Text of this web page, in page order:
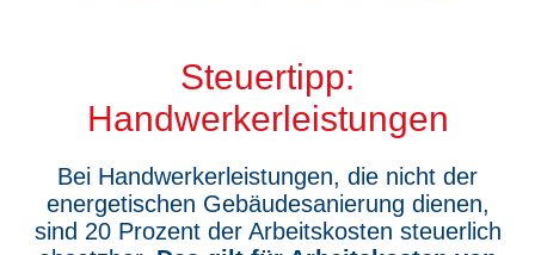
Steuertipp:
Handwerkerleistungen
Bei Handwerkerleistungen, die nicht der
energetischen Gebäudesanierung dienen,
sind 20 Prozent der Arbeitskosten steuerlich